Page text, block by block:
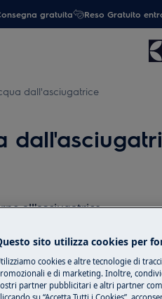
gratuita Reso Gratuito
dall'asciugatrice
all'asciugatrice
sito utilizza cookies per
cookies e altre tecnologie di
e di marketing. Inoltre,
partner pubblicitari e altri partner